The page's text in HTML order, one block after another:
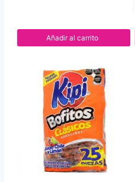
Añadir al carrito